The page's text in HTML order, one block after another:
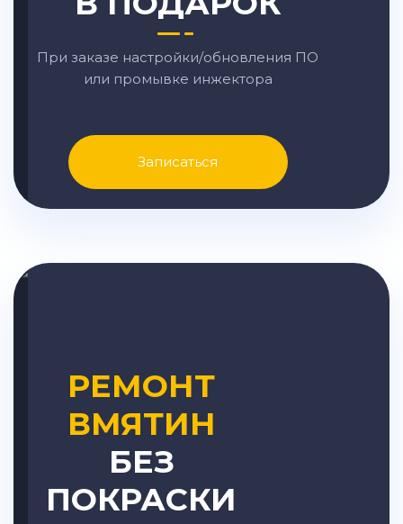
При заказе настройки/обновления ПО
или промывке инжектора
Записаться
РЕМОНТ
ВМЯТИН
БЕЗ
ПОКРАСКИ